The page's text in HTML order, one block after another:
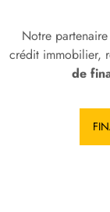
Notre
crédit immobilier,
de